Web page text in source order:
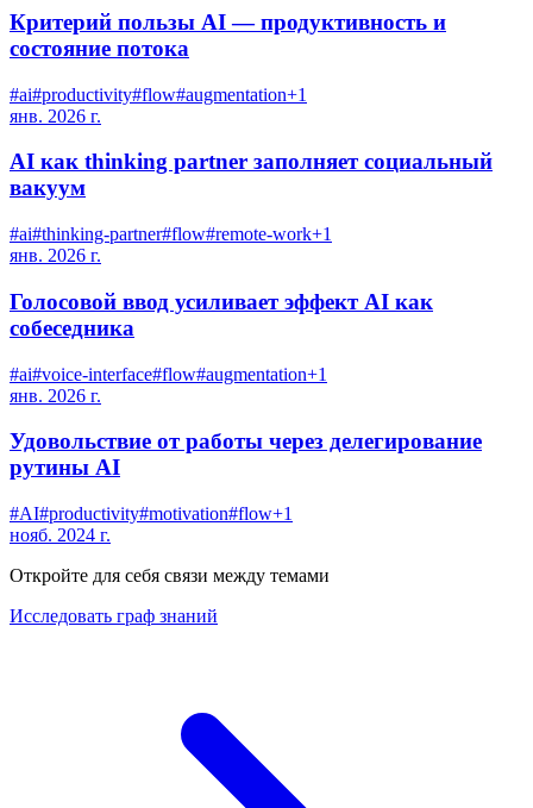
Критерий пользы AI — продуктивность и
состояние потока
#ai#productivity#flow#augmentation+1
янв. 2026 г.
AI как thinking partner заполняет социальный
вакуум
#ai#thinking-partner#flow#remote-work+1
янв. 2026 г.
Голосовой ввод усиливает эффект AI как
собеседника
#ai#voice-interface#flow#augmentation+1
янв. 2026 г.
Удовольствие от работы через делегирование
рутины AI
#AI#productivity#motivation#flow+1
нояб. 2024 г.
Откройте для себя связи между темами
Исследовать граф знаний